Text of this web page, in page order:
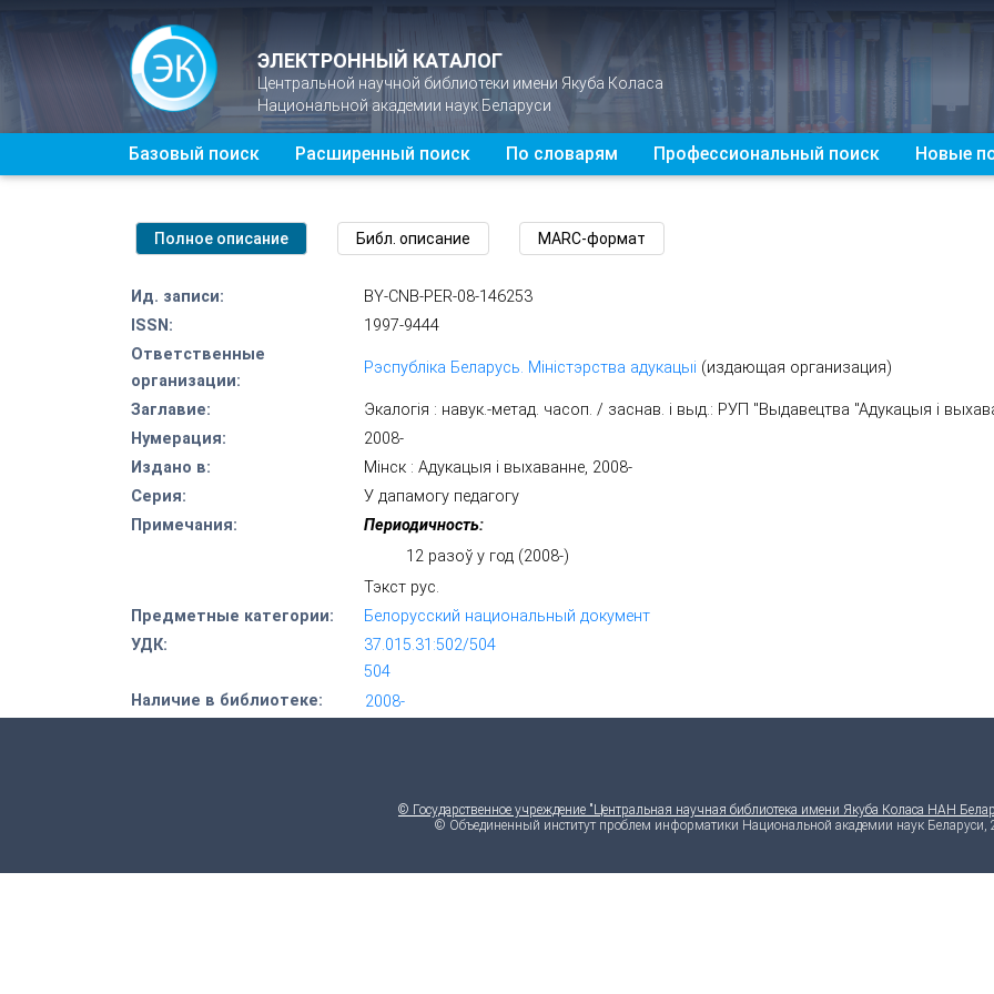
ЭЛЕКТРОННЫЙ КАТАЛОГ
Центральной научной библиотеки имени Якуба Коласа
Национальной академии наук Беларуси
Базовый поиск Расширенный поиск По словарям Профессиональный поиск Новые
Ид. записи:
BY-CNB-PER-08-146253
ISSN:
1997-9444
Ответственные
организации:
Рэспубліка Беларусь. Міністэрства адукацыі (издающая организация)
Заглавие:
Экалогія : навук.-метад. часоп. / заснав. і выд.: РУП "Выдавецтва "Адукацыя і
Нумерация:
2008-
Издано в:
Мінск : Адукацыя і выхаванне, 2008-
Серия:
У дапамогу педагогу
Примечания:
Периодичность:
12 разоў у год (2008-)
Тэкст рус.
Предметные категории:
Белорусский национальный документ
УДК:
37.015.31:502/504
504
Наличие в библиотеке:
2008-
© Государственное учреждение "Центральная научная библиотека имени Якуба Коласа НАН
© Объединенный институт проблем информатики Национальной академии наук Беларуси,